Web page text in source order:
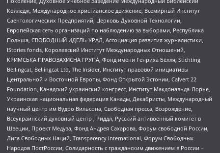
Колледж, Международное христианское движение, Всемирный Институт
Саентологических Предприятий, Церковь Духовной Технологии,
Европейская сеть организаций по наблюдению за выборами, Республика
Польша, СВОБОДНЫЙ ИДЕЛЬ-УРАЛ, Ассоциация развития журналистики,
IStories fonds, Королевский Институт Международных Отношений,
КРИМСЬКА ПРАВОЗАХИСНА ГРУПА, Фонд имени Генриха Бёлля, Stichting
Bellingcat, Bellingcat Ltd, The Insider, Институт правовой инициативы
Центральной и Восточной Европы, Фонд Открытой Эстонии, Calvert 22
Foundation, Канадский украинский конгресс, Институт Макдональда-Лорье,
Украинская национальная федерация Канады, Декабристы, Международный
научный центр им Вудро Вильсона, Свободная пресса, Возрождение,
Всеукраинский духовный центр , Риддл, Русский антивоенный комитет в
Швеции, Проект Медуза, Фонд Андрея Сахарова, Форум свободной России,
Лига Свободных Наций, Transparеncy International, Форум Свободных
Народов ПостРоссии, Солидарность с гражданским движением в России –